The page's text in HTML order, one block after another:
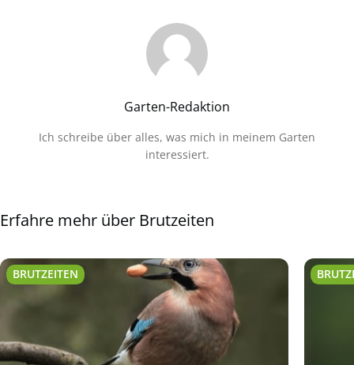
Garten-Redaktion
Ich schreibe über alles, was mich in meinem Garten
interessiert.
Erfahre mehr über Brutzeiten
BRUTZEITEN